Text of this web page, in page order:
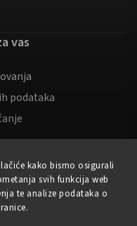
kako bismo osigurali
svih funkcija web
te analize podataka o
vas
podataka